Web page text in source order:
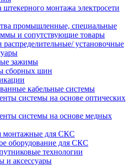
штекерного монтажа электросети
промышленные, специальные
и сопутствующие товары
распределительные/ установочные
зажимы
сборных шин
кабельные системы
системы на основе оптических
системы на основе медных
монтажные для СКС
оборудование для СКС
технологии
и аксессуары